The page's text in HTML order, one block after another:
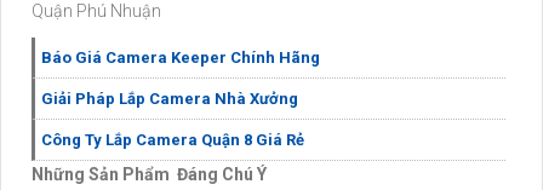
Quận Phú Nhuận
Báo Giá Camera Keeper Chính Hãng
Giải Pháp Lắp Camera Nhà Xưởng
Công Ty Lắp Camera Quận 8 Giá Rẻ
Những Sản Phẩm Đáng Chú Ý